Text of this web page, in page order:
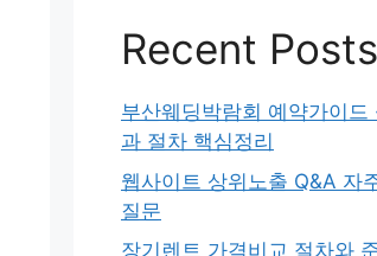
Recent Posts
부산웨딩박람회 예약가이드
과 절차 핵심정리
웹사이트 상위노출 Q&A 자
질문
장기렌트 가격비교 절차와